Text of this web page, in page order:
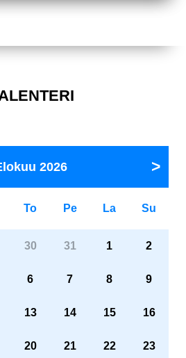
2026
To Pe La Su
30 31 1 2
6 7 8 9
13 14 15 16
20 21 22 23